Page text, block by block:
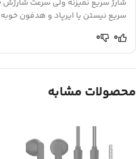
شارژ سریع نمیزنه ولی سرعت
سریع نیستن یا ایرپاد و هدفون خوبه
0
0
محصولات مشابه